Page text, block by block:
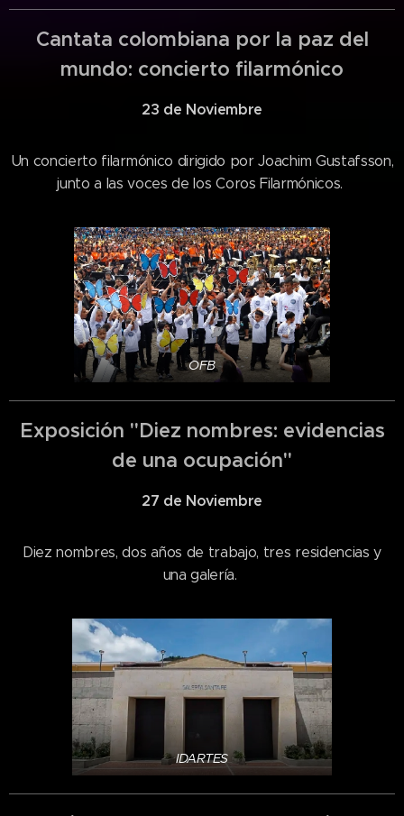
Cantata colombiana por la paz del
mundo: concierto filarmónico
23 de Noviembre
Un concierto filarmónico dirigido por Joachim Gustafsson,
junto a las voces de los Coros Filarmónicos.
OFB
Exposición "Diez nombres: evidencias
de una ocupación"
27 de Noviembre
Diez nombres, dos años de trabajo, tres residencias y
una galería.
IDARTES